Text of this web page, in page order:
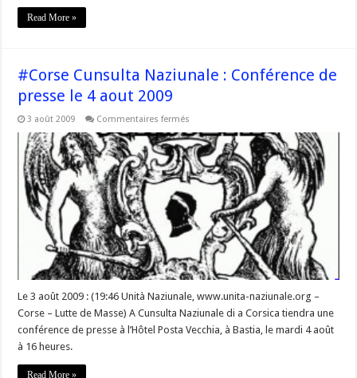
Read More »
#Corse Cunsulta Naziunale : Conférence de
presse le 4 aout 2009
3 août 2009 Commentaires fermés
Cunsulta
Naziunale
:
Conférence
de
presse
le
4
aout
2009
Le 3 août 2009 : (19:46 Unità Naziunale, www.unita-naziunale.org –
Corse – Lutte de Masse) A Cunsulta Naziunale di a Corsica tiendra une
conférence de presse à l’Hôtel Posta Vecchia, à Bastia, le mardi 4 août
à 16 heures.
Read More »